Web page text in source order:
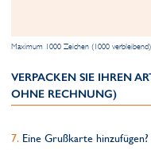
Maximum 1000 Zeichen (1000 verbleibend)
VERPACKEN SIE IHREN
OHNE RECHNUNG)
Eine Grußkarte hinzufügen?